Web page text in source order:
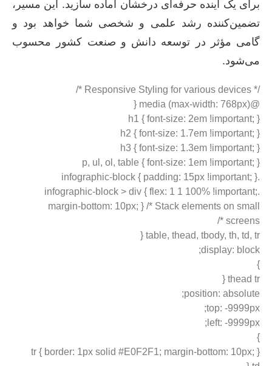
برای یک آینده حرفه‌ای درخشان آماده سازید. این مسیر،
تضمین‌کننده رشد علمی و شخصی شما خواهد بود و
گامی مؤثر در توسعه دانش و صنعت کشور محسوب
می‌شود.
/* Responsive Styling for various devices */
@media (max-width: 768px) {
h1 { font-size: 2em !important; }
h2 { font-size: 1.7em !important; }
h3 { font-size: 1.3em !important; }
p, ul, ol, table { font-size: 1em !important; }
.infographic-block { padding: 15px !important; }
.infographic-block > div { flex: 1 1 100% !important;
margin-bottom: 10px; } /* Stack elements on small
screens */
table, thead, tbody, th, td, tr {
display: block;
}
thead tr {
position: absolute;
top: -9999px;
left: -9999px;
}
tr { border: 1px solid #E0F2F1; margin-bottom: 10px; }